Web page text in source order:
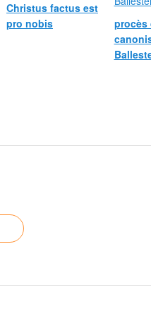
Christus factus est
pro nobis
procès